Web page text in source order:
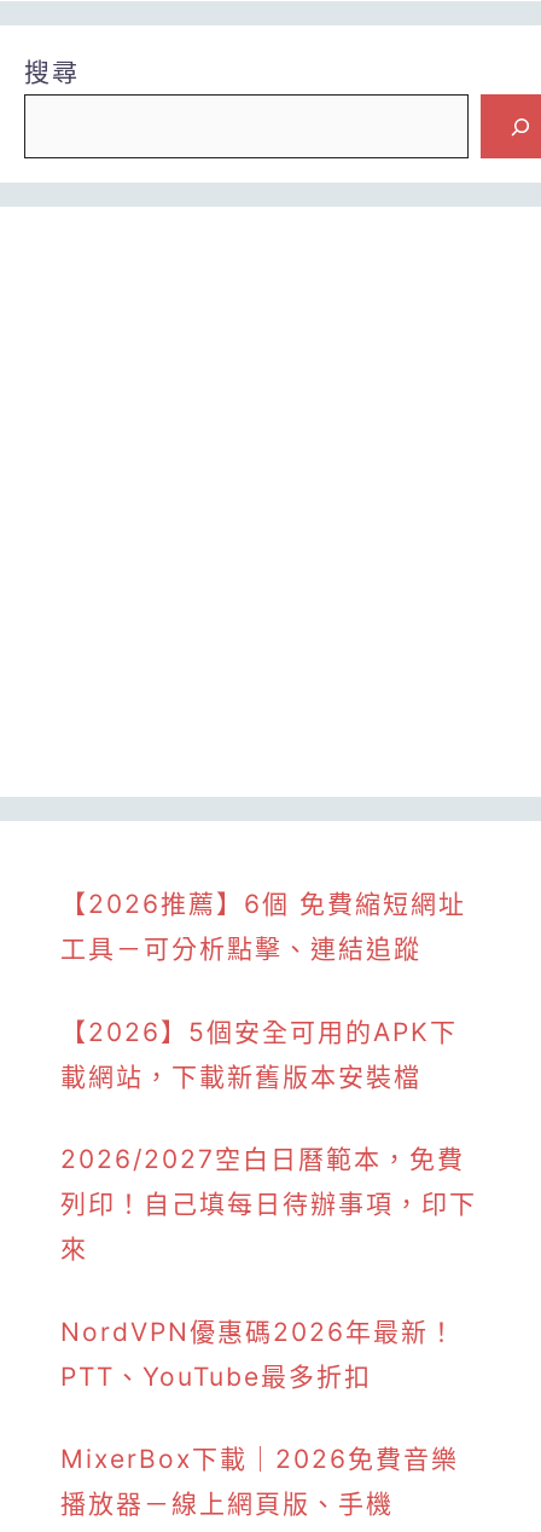
搜尋
【2026推薦】6個 免費縮短網址
工具－可分析點擊、連結追蹤
【2026】5個安全可用的APK下
載網站，下載新舊版本安裝檔
2026/2027空白日曆範本，免費
列印！自己填每日待辦事項，印下
來
NordVPN優惠碼2026年最新！
PTT、YouTube最多折扣
MixerBox下載｜2026免費音樂
播放器－線上網頁版、手機